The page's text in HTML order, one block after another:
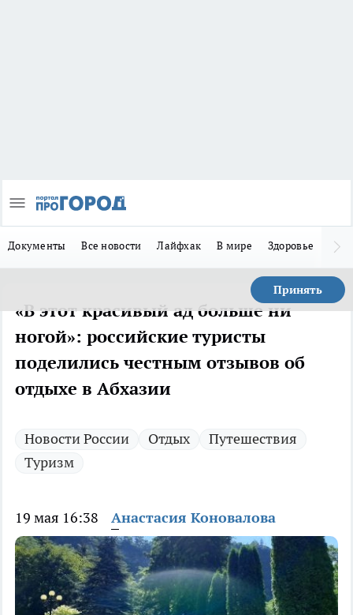
Документы Все новости Лайфхак В мире Здоровье
Принять
«В этот красивый ад больше ни
ногой»: российские туристы
поделились честным отзывов об
отдыхе в Абхазии
Новости России Отдых
Путешествия
Туризм
19 мая 16:38 Анастасия Коновалова